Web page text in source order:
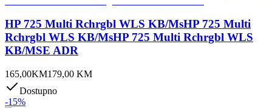
HP 725 Multi Rchrgbl WLS KB/MsHP 725 Multi
Rchrgbl WLS KB/MsHP 725 Multi Rchrgbl WLS
KB/MSE ADR
165,00KM179,00 KM
Dostupno
-15%